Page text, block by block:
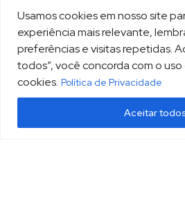
Usamos cookies em nosso site
experiência mais relevante,
preferências e visitas repetidas.
todos”, você concorda com o
cookies. Política de Privacidade
Aceitar